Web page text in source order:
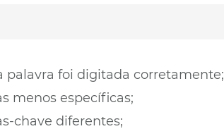
palavra foi digitada corretamente;
menos específicas;
chave diferentes;